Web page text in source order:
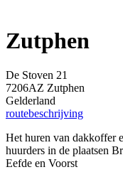
Zutphen
De Stoven 21
7206AZ Zutphen
Gelderland
routebeschrijving
Het huren van dakkoffer
huurders in de plaatsen
Eefde en Voorst